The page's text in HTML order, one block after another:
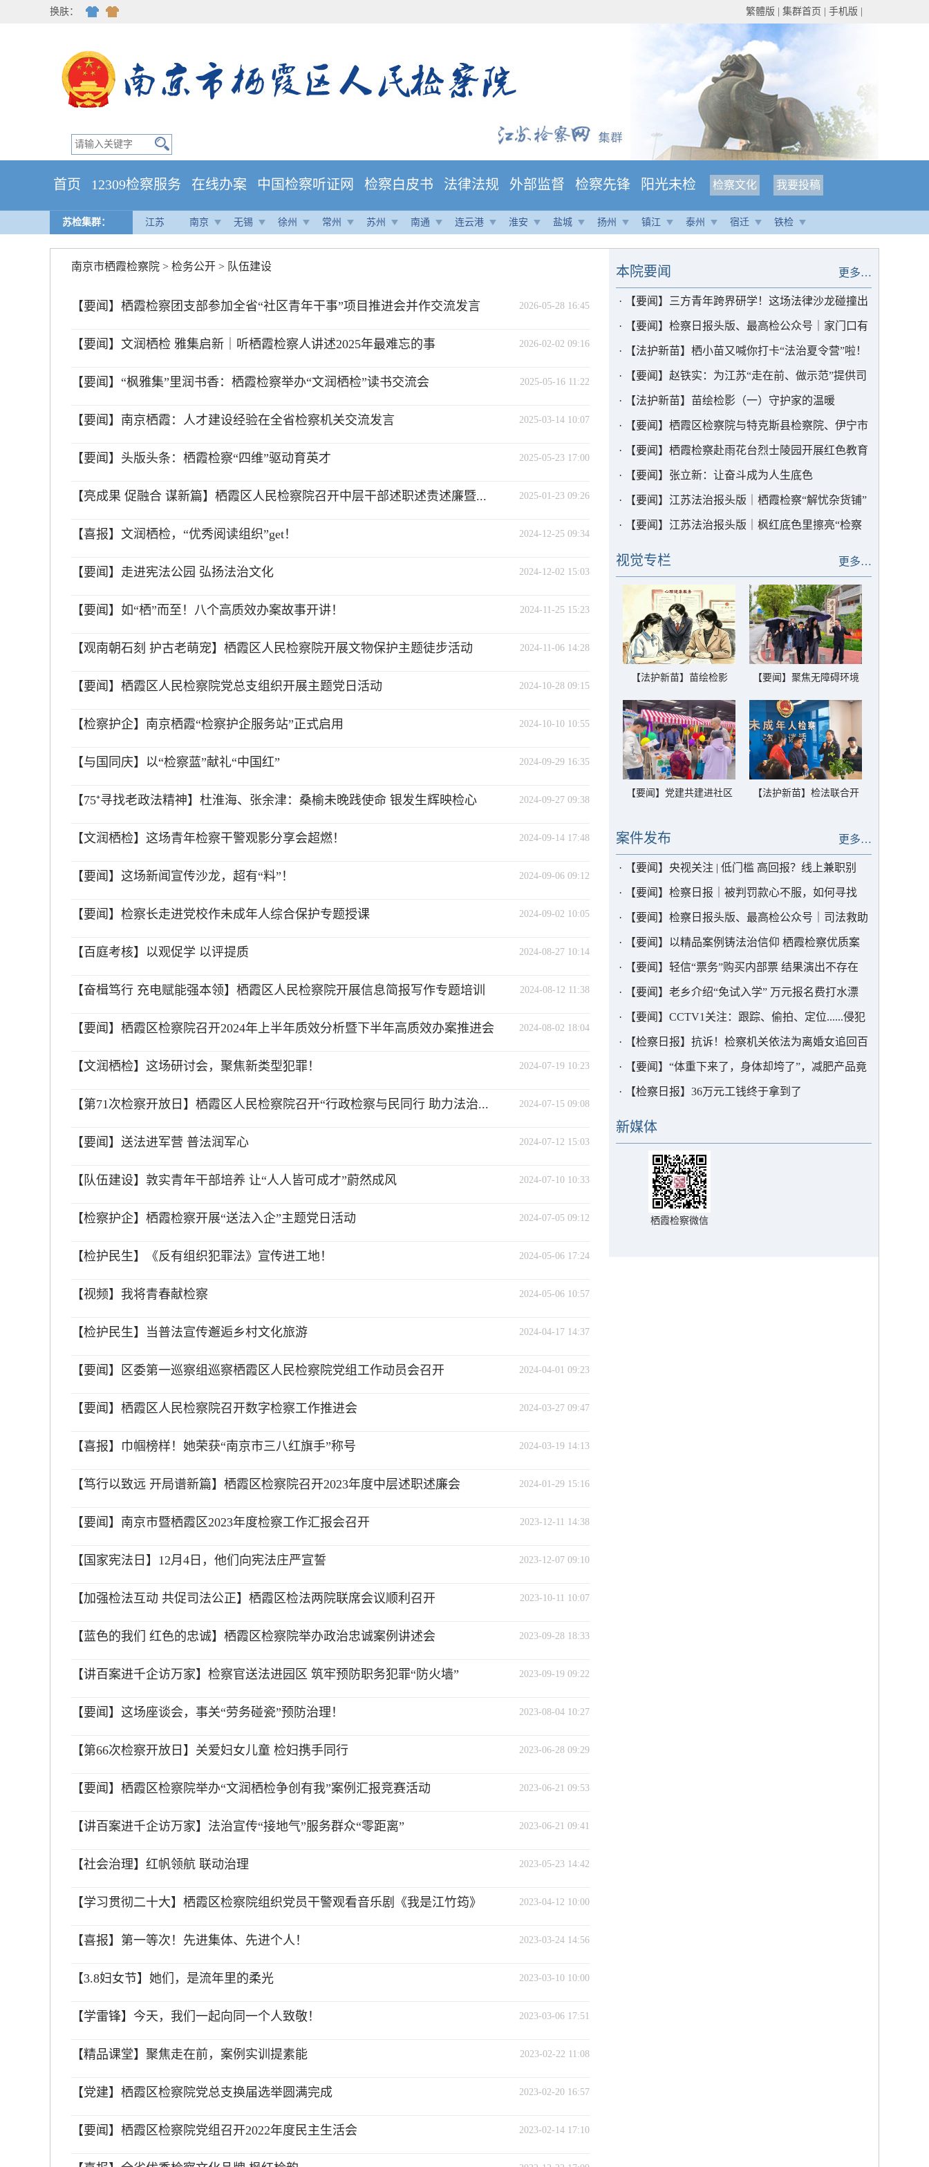
换肤： 繁體版 集群首页 手机版
首页 12309检察服务 在线办案 中国检察听证网 检察白皮书 法律法规 外部监督 检察先锋 阳光未检 检察文化 我要投稿
苏检集群： 江苏 南京 无锡 徐州 常州 苏州 南通 连云港 淮安 盐城 扬州 镇江 泰州 宿迁 铁检
南京市栖霞检察院 > 检务公开 > 队伍建设
2026-05-28 16:45
【要闻】栖霞检察团支部参加全省“社区青年干事”项目推进会并作交流发言
2026-02-02 09:16
【要闻】文润栖检 雅集启新｜听栖霞检察人讲述2025年最难忘的事
2025-05-16 11:22
【要闻】“枫雅集”里润书香：栖霞检察举办“文润栖检”读书交流会
2025-03-14 10:07
【要闻】南京栖霞：人才建设经验在全省检察机关交流发言
2025-05-23 17:00
【要闻】头版头条：栖霞检察“四维”驱动育英才
2025-01-23 09:26
【亮成果 促融合 谋新篇】栖霞区人民检察院召开中层干部述职述责述廉暨...
2024-12-25 09:34
【喜报】文润栖检，“优秀阅读组织”get！
2024-12-02 15:03
【要闻】走进宪法公园 弘扬法治文化
2024-11-25 15:23
【要闻】如“栖”而至！八个高质效办案故事开讲！
2024-11-06 14:28
【观南朝石刻 护古老萌宠】栖霞区人民检察院开展文物保护主题徒步活动
2024-10-28 09:15
【要闻】栖霞区人民检察院党总支组织开展主题党日活动
2024-10-10 10:55
【检察护企】南京栖霞“检察护企服务站”正式启用
2024-09-29 16:35
【与国同庆】以“检察蓝”献礼“中国红”
2024-09-27 09:38
【75⁺寻找老政法精神】杜淮海、张余津：桑榆未晚践使命 银发生辉映检心
2024-09-14 17:48
【文润栖检】这场青年检察干警观影分享会超燃！
2024-09-06 09:12
【要闻】这场新闻宣传沙龙，超有“料”！
2024-09-02 10:05
【要闻】检察长走进党校作未成年人综合保护专题授课
2024-08-27 10:14
【百庭考核】以观促学 以评提质
2024-08-12 11:38
【奋楫笃行 充电赋能强本领】栖霞区人民检察院开展信息简报写作专题培训
2024-08-02 18:04
【要闻】栖霞区检察院召开2024年上半年质效分析暨下半年高质效办案推进会
2024-07-19 10:23
【文润栖检】这场研讨会，聚焦新类型犯罪！
2024-07-15 09:08
【第71次检察开放日】栖霞区人民检察院召开“行政检察与民同行 助力法治...
2024-07-12 15:03
【要闻】送法进军营 普法润军心
2024-07-10 10:33
【队伍建设】敦实青年干部培养 让“人人皆可成才”蔚然成风
2024-07-05 09:12
【检察护企】栖霞检察开展“送法入企”主题党日活动
2024-05-06 17:24
【检护民生】《反有组织犯罪法》宣传进工地！
2024-05-06 10:57
【视频】我将青春献检察
2024-04-17 14:37
【检护民生】当普法宣传邂逅乡村文化旅游
2024-04-01 09:23
【要闻】区委第一巡察组巡察栖霞区人民检察院党组工作动员会召开
2024-03-27 09:47
【要闻】栖霞区人民检察院召开数字检察工作推进会
2024-03-19 14:13
【喜报】巾帼榜样！她荣获“南京市三八红旗手”称号
2024-01-29 15:16
【笃行以致远 开局谱新篇】栖霞区检察院召开2023年度中层述职述廉会
2023-12-11 14:38
【要闻】南京市暨栖霞区2023年度检察工作汇报会召开
2023-12-07 09:10
【国家宪法日】12月4日，他们向宪法庄严宣誓
2023-10-11 10:07
【加强检法互动 共促司法公正】栖霞区检法两院联席会议顺利召开
2023-09-28 18:33
【蓝色的我们 红色的忠诚】栖霞区检察院举办政治忠诚案例讲述会
2023-09-19 09:22
【讲百案进千企访万家】检察官送法进园区 筑牢预防职务犯罪“防火墙”
2023-08-04 10:27
【要闻】这场座谈会，事关“劳务碰瓷”预防治理！
2023-06-28 09:29
【第66次检察开放日】关爱妇女儿童 检妇携手同行
2023-06-21 09:53
【要闻】栖霞区检察院举办“文润栖检争创有我”案例汇报竞赛活动
2023-06-21 09:41
【讲百案进千企访万家】法治宣传“接地气”服务群众“零距离”
2023-05-23 14:42
【社会治理】红帆领航 联动治理
2023-04-12 10:00
【学习贯彻二十大】栖霞区检察院组织党员干警观看音乐剧《我是江竹筠》
2023-03-24 14:56
【喜报】第一等次！先进集体、先进个人！
2023-03-10 10:00
【3.8妇女节】她们，是流年里的柔光
2023-03-06 17:51
【学雷锋】今天，我们一起向同一个人致敬！
2023-02-22 11:08
【精品课堂】聚焦走在前，案例实训提素能
2023-02-20 16:57
【党建】栖霞区检察院党总支换届选举圆满完成
2023-02-14 17:10
【要闻】栖霞区检察院党组召开2022年度民主生活会
更多…
本院要闻
· 【要闻】三方青年跨界研学！这场法律沙龙碰撞出
思想火花
· 【要闻】检察日报头版、最高检公众号｜家门口有
个“解忧杂货铺”
· 【法护新苗】栖小苗又喊你打卡“法治夏令营”啦！
· 【要闻】赵铁实：为江苏“走在前、做示范”提供司
法保障
· 【法护新苗】苗绘检影（一）守护家的温暖
· 【要闻】栖霞区检察院与特克斯县检察院、伊宁市
检察院举行“云挂职”交流会
· 【要闻】栖霞检察赴雨花台烈士陵园开展红色教育
· 【要闻】张立新：让奋斗成为人生底色
· 【要闻】江苏法治报头版｜栖霞检察“解忧杂货铺”
一线回应群众诉求
· 【要闻】江苏法治报头版｜枫红底色里擦亮“检察
更多…
视觉专栏
【法护新苗】苗绘检影
【要闻】聚焦无障碍环境
益诉讼公开听证及评议会
【要闻】党建共建进社区
【法护新苗】检法联合开
更多…
案件发布
· 【要闻】央视关注 | 低门槛 高回报？线上兼职别
“上套”
· 【要闻】检察日报｜被判罚款心不服，如何寻找
“解结良方”
· 【要闻】检察日报头版、最高检公众号｜司法救助
金为何被退回？
· 【要闻】以精品案例铸法治信仰 栖霞检察优质案
件评选圆满落幕
· 【要闻】轻信“票务”购买内部票 结果演出不存在
· 【要闻】老乡介绍“免试入学” 万元报名费打水漂
· 【要闻】CCTV1关注：跟踪、偷拍、定位......侵犯
公民隐私的“私家侦探”，判了！
· 【检察日报】抗诉！检察机关依法为离婚女追回百
万财产
· 【要闻】“体重下来了，身体却垮了”，减肥产品竟
含多种毒品成分
· 【检察日报】36万元工钱终于拿到了
新媒体
栖霞检察微信